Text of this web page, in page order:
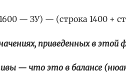
— ЗУ) — (строка 1400 +
приведенных в
— что это в балансе